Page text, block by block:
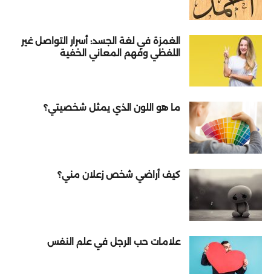
الغمزة في لغة الجسد: أسرار التواصل غير
اللفظي وفهم المعاني الخفية
ما هو اللون الذي يمثل شخصيتي؟
كيف أراضي شخص زعلان مني؟
علامات حب الرجل في علم النفس